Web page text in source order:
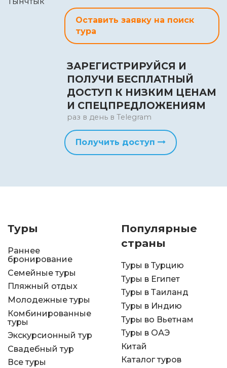
Оставить заявку на поиск
тура
ЗАРЕГИСТРИРУЙСЯ И
ПОЛУЧИ БЕСПЛАТНЫЙ
ДОСТУП К НИЗКИМ ЦЕНАМ
И СПЕЦПРЕДЛОЖЕНИЯМ
раз в день в Telegram
Получить доступ
Туры
Раннее
бронирование
Семейные туры
Пляжный отдых
Молодежные туры
Комбинированные
туры
Экскурсионный тур
Свадебный тур
Все туры
Популярные
страны
Туры в Турцию
Туры в Египет
Туры в Таиланд
Туры в Индию
Туры во Вьетнам
Туры в ОАЭ
Китай
Каталог туров